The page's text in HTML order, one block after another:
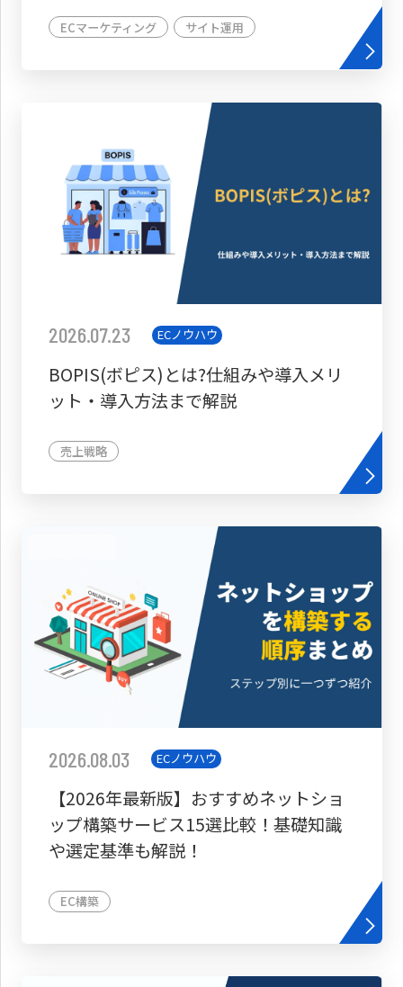
ECマーケティング サイト運用
2026.07.23 ECノウハウ
BOPIS(ボピス)とは?仕組みや導入メリ
ット・導入方法まで解説
売上戦略
2026.08.03 ECノウハウ
【2026年最新版】おすすめネットショ
ップ構築サービス15選比較！基礎知識
や選定基準も解説！
EC構築